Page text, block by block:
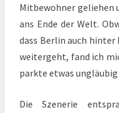
Mitbewohner geliehen
ans Ende der Welt.
dass Berlin auch hinter
weitergeht, fand ich
parkte etwas ungläubig
Die Szenerie